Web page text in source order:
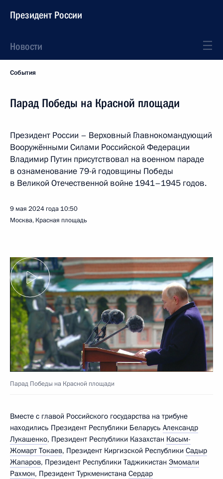
Президент России
Новости
События
Парад Победы на Красной площади
Президент России – Верховный Главнокомандующий
Вооружёнными Силами Российской Федерации
Владимир Путин присутствовал на военном параде
в ознаменование 79-й годовщины Победы
в Великой Отечественной войне 1941–1945 годов.
9 мая 2024 года 10:50
Москва, Красная площадь
Парад Победы на Красной площади
Вместе с главой Российского государства на трибуне
находились Президент Республики Беларусь Александр
Лукашенко, Президент Республики Казахстан Касым-
Жомарт Токаев, Президент Киргизской Республики Садыр
Жапаров, Президент Республики Таджикистан Эмомали
Рахмон, Президент Туркменистана Сердар